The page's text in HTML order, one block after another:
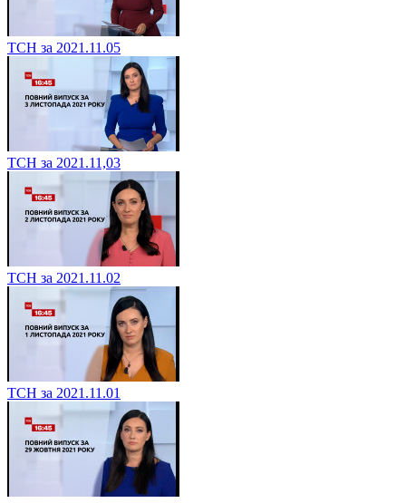
ТСН за 2021.11.05
ТСН за 2021.11,03
ТСН за 2021.11.02
ТСН за 2021.11.01